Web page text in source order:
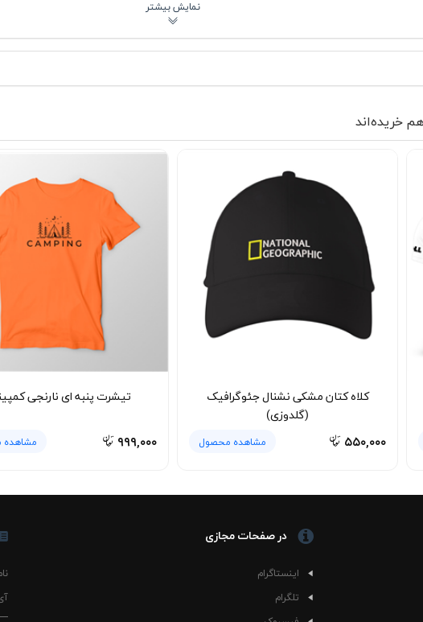
پنبه ای سفید کمپ به‌گونه‌ای انتخاب شده که هوا به‌راحتی در بافت آن جریان پیدا
باشید. بافت پارچه لطیف است اما بیش از حد نازک نیست، بنابراین هنگام پوشیدن
فرم اولیه خود را حفظ کند و شل یا بدفرم نشود. این جزئیات کوچک همان چیزهایی
شود.
ای سفید کمپ را زیر یک کت تک، شومیز جین یا اورشرت چهارخانه بپوشید. حتی در فصل
چون پارچه پنبه‌ای آن هم گرمابخش ملایمی ایجاد می‌کند و هم باعث تعریق بیش از حد
پیشنهادی 👕
طراحی شده اما محدود به یک موقعیت خاص نیست. از پیاده‌روی و خرید روزانه گرفته
و طراحی بدون اغراق آن باعث شده برای استایل زنانه و مردانه به‌صورت مشترک قابل
جلوه‌ای مرتب و منظم ایجاد می‌کند. در مقابل، اگر اهل آیتم‌های طرح‌دار هستید،
طرح شلوغ، انتخابی مناسب برای کسانی است که به لباس‌های ساده اما خوش‌فرم
که بدون فکر زیاد آن را از کمد برمی‌دارید و می‌دانید با اکثر گزینه‌ها هماهنگ خواهد شد.
🧼
جلوگیری از تغییر سایز، شستشو با آب سرد توصیه می‌شود. بهتر است تیشرت را با
در هوای آزاد به افزایش عمر پارچه کمک می‌کند. از قرار دادن مستقیم لباس در معرض
تیشرت پنبه ای سفید کمپ برای مدت طولانی ظاهر تمیز و خوش‌فرم خود را حفظ خواهد
پنبه‌ای برای کسانی طراحی شده که به کاربردی بودن لباس اهمیت می‌دهند و دوست دارند
خریده‌اند
کلاه کتان مشکی نشنال جئوگرافیک
(گلدوزی)
۵۵۰,۰۰۰ مشاهده محصول
تیشرت پنبه ای نارنجی
۹۹۹,۰۰۰
در صفحات مجازی
اینستاگرام
تلگرام